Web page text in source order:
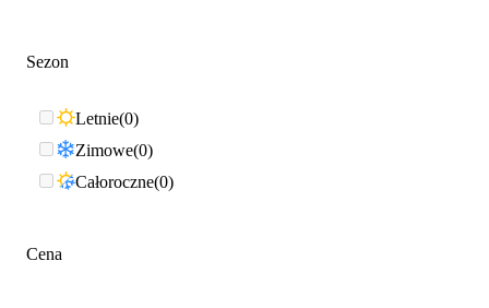
Sezon
Letnie 0
Zimowe 0
Całoroczne 0
Cena